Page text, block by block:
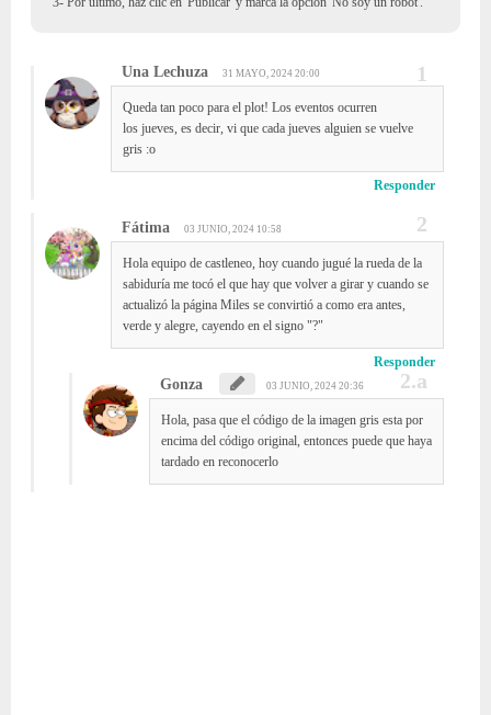
Una Lechuza 31 MAYO, 2024 20:00
Queda tan poco para el plot! Los eventos ocurren
los jueves, es decir, vi que cada jueves alguien se vuelve
gris :o
Responder
Fátima 03 JUNIO, 2024 10:58
Hola equipo de castleneo, hoy cuando jugué la rueda de la
sabiduría me tocó el que hay que volver a girar y cuando se
actualizó la página Miles se convirtió a como era antes,
verde y alegre, cayendo en el signo "?"
Responder
Gonza 03 JUNIO, 2024 20:36
Hola, pasa que el código de la imagen gris esta por
encima del código original, entonces puede que haya
tardado en reconocerlo